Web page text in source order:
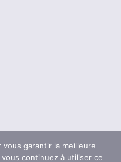
garantir la meilleure
continuez à utiliser ce